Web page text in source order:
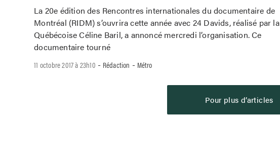
La 20e édition des Rencontres internationales du documentaire de
Montréal (RIDM) s’ouvrira cette année avec 24 Davids, réalisé par la
Québécoise Céline Baril, a annoncé mercredi l’organisation. Ce
documentaire tourné
11 octobre 2017 à 23h10 - Rédaction - Métro
Pour plus d’articles